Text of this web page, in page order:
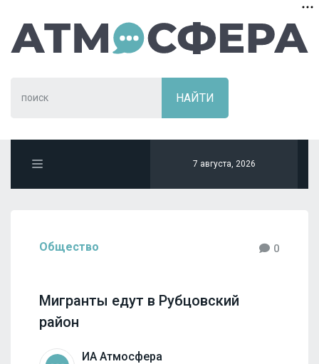
7 августа, 2026
Общество 0
Мигранты едут в Рубцовский
район
ИА Атмосфера